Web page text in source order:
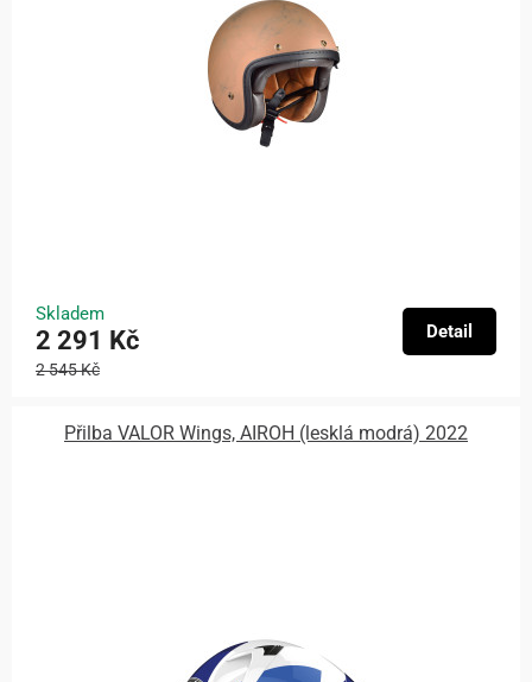
Skladem
2 291 Kč
2 545 Kč
Detail
Přilba VALOR Wings, AIROH (lesklá modrá) 2022